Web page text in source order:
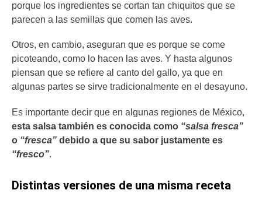
porque los ingredientes se cortan tan chiquitos que se
parecen a las semillas que comen las aves.
Otros, en cambio, aseguran que es porque se come
picoteando, como lo hacen las aves. Y hasta algunos
piensan que se refiere al canto del gallo, ya que en
algunas partes se sirve tradicionalmente en el desayuno.
Es importante decir que en algunas regiones de México,
esta salsa también es conocida como “salsa fresca”
o “fresca” debido a que su sabor justamente es
“fresco”.
Distintas versiones de una misma receta